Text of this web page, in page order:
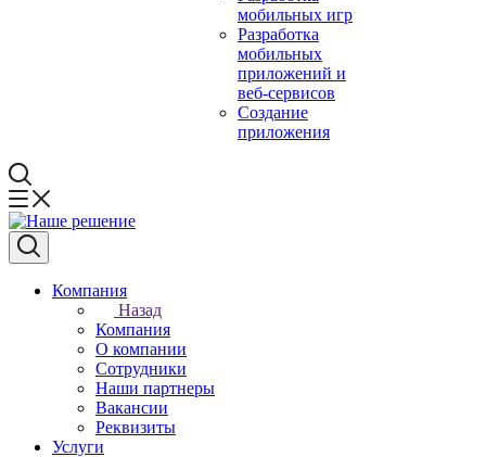
мобильных игр
Разработка
мобильных
приложений и
веб-сервисов
Создание
приложения
Компания
Назад
Компания
О компании
Сотрудники
Наши партнеры
Вакансии
Реквизиты
Услуги